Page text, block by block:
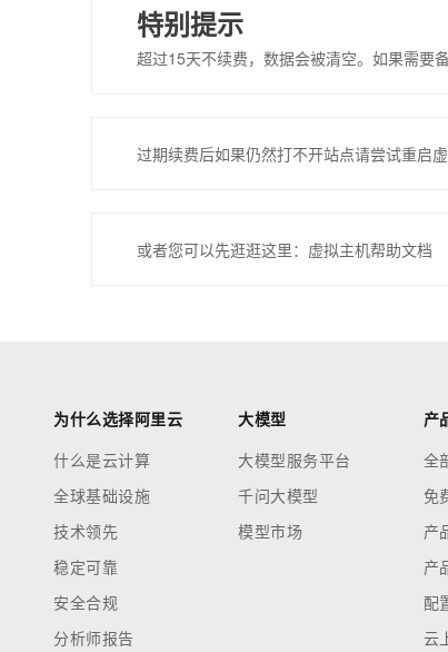
特别提示
超过15天不续费，数据会被清空。如果需要
过期续费后如果仍然打不开站点请尝试重启
或者您可以先逛逛这里：虚拟主机帮助文档